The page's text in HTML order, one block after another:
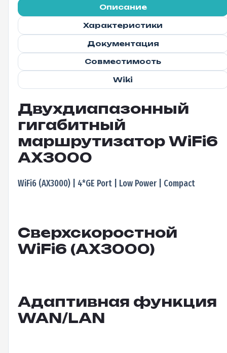
Описание
Характеристики
Документация
Совместимость
Wiki
Двухдиапазонный
гигабитный
маршрутизатор WiFi6
AX3000
WiFi6 (AX3000) | 4*GE Port | Low Power | Compact
Сверхскоростной
WiFi6 (AX3000)
Адаптивная функция
WAN/LAN